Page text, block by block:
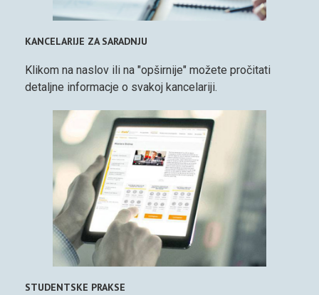
KANCELARIJE ZA SARADNJU
Klikom na naslov ili na "opširnije" možete pročitati
detaljne informacje o svakoj kancelariji.
STUDENTSKE PRAKSE